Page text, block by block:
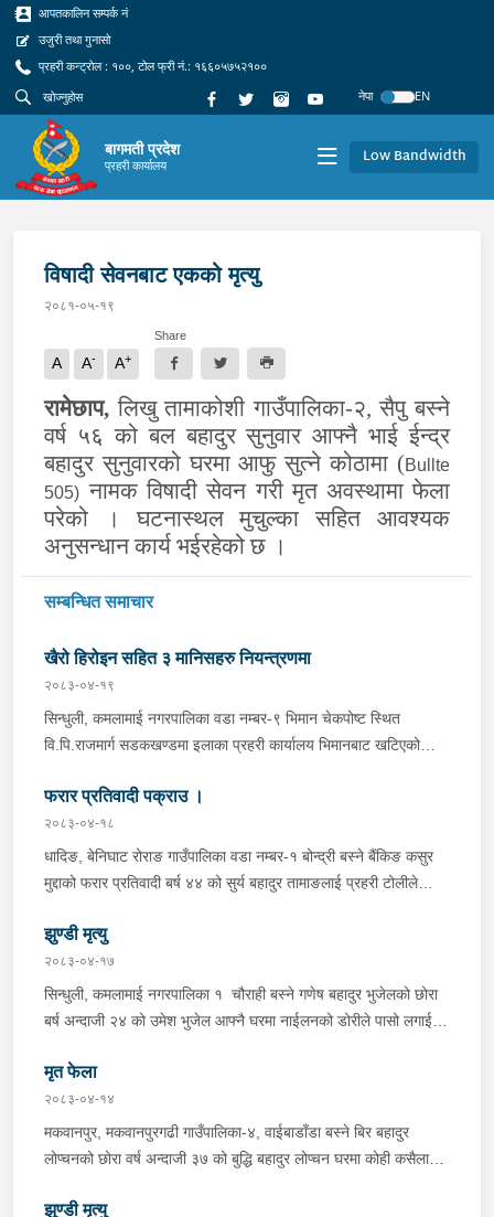
आपतकालिन सम्पर्क नं
उजुरी तथा गुनासो
प्रहरी कन्ट्रोल : १००, टोल फ्री नं.: १६६०५७५२१००
नेपा
EN
बागमती प्रदेश
प्रहरी कार्यालय Low Bandwidth
विषादी सेवनबाट एकको मृत्यु
२०८१-०५-१९
A A- A+
Share
रामेछाप, लिखु तामाकोशी गाउँपालिका-२, सैपु बस्ने
वर्ष ५६ को बल बहादुर सुनुवार आफ्नै भाई ईन्द्र
बहादुर सुनुवारको घरमा आफु सुत्ने कोठामा (Bullte
505) नामक विषादी सेवन गरी मृत अवस्थामा फेला
परेको । घटनास्थल मुचुल्का सहित आवश्यक
अनुसन्धान कार्य भईरहेको छ ।
सम्बन्धित समाचार
खैरो हिरोइन सहित ३ मानिसहरु नियन्त्रणमा
२०८३-०४-१९
सिन्धुली, कमलामाई नगरपालिका वडा नम्बर-९ भिमान चेकपोष्ट स्थित
वि.पि.राजमार्ग सडकखण्डमा इलाका प्रहरी कार्यालय भिमानबाट खटिएको
बर्दिवासको संयुक्त टोलीले मोरङबाट काठमाण्डौ तर्फ जाँदै गरेको चालक
सिन्धुली कमलामाई नगरपालिका वडा नम्बर- १२ बस्ने बर्ष अन्दाजी-२९ को
चन्द्र बहादुर माझीले चलाएको म.प्र. व०४-००१ ज ००८६ नं. को
यात्रुबाहक E.V. हायसमा सवार जिल्ला सिराह मिर्चैया नगरपालिका-५ बस्ने
ल्याएको तरकारीको बोरा भित्र डब्बामा प्लास्टिकले पोका पारी लुकाई छिपाई
ल्याएको लागु औषध खैरो हिरोइन जस्तो देखिने गिलो पदार्थ ४५.१९० फेला
पारी नियन्त्रणमा लिई सोधपुछ गर्दा पछाडी मोटरसाइकलमा सवार चालक
अभिषेक कुमार साह र सवार राहुल कुमार मण्डलले उक्त सामान दिई पठाएको
भनि खुल्न आएको हुँदा मोटरसाइकल सहित निजहरुलाई नियन्त्रणमा लिई थप
अनुसन्धान कार्य भईरहेको ।
फरार प्रतिवादी पक्राउ ।
२०८३-०४-१८
धादिङ, बेनिघाट रोराङ गाउँपालिका वडा नम्बर-१ बोन्द्री बस्ने बैंकिङ कसुर
मुद्दाको फरार प्रतिवादी बर्ष ४४ को सुर्य बहादुर तामाङलाई प्रहरी टोलीले
झुण्डी मृत्यु
२०८३-०४-१७
सिन्धुली, कमलामाई नगरपालिका १ चौराही बस्ने गणेष बहादुर भुजेलको छोरा
बर्ष अन्दाजी २४ को उमेश भुजेल आफ्नै घरमा नाईलनको डोरीले पासो लगाई
घटनास्थलमा मुचुल्का सहित थप अनुसन्धान कार्य भइरहेको ।
मृत फेला
२०८३-०४-१४
मकवानपुर, मकवानपुरगढी गाउँपालिका-४, वाईबाडाँडा बस्ने बिर बहादुर
लोप्चनको छोरा वर्ष अन्दाजी ३७ को बुद्धि बहादुर लोप्चन घरमा कोही कसैलाई
मिति २०८३।०४।१४ गते सोहि स्थित कुसुमटार खोल्सामा घोप्टो परी मृत
झुण्डी मृत्यु